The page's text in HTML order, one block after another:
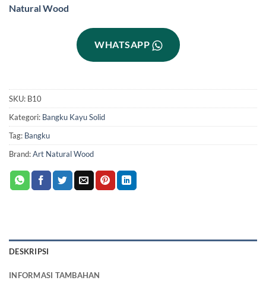
Natural Wood
WHATSAPP
SKU: B10
Kategori: Bangku Kayu Solid
Tag: Bangku
Brand:Art Natural Wood
DESKRIPSI
INFORMASI TAMBAHAN